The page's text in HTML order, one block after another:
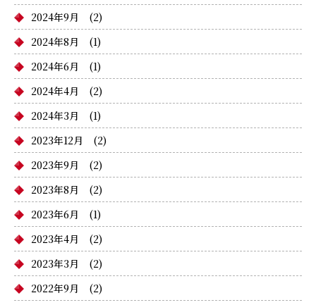
2024年9月
(2)
2024年8月
(1)
2024年6月
(1)
2024年4月
(2)
2024年3月
(1)
2023年12月
(2)
2023年9月
(2)
2023年8月
(2)
2023年6月
(1)
2023年4月
(2)
2023年3月
(2)
2022年9月
(2)